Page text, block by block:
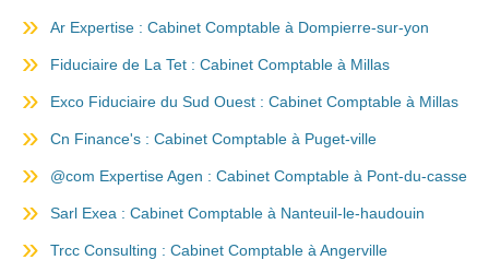
Ar Expertise : Cabinet Comptable à Dompierre-sur-yon
Fiduciaire de La Tet : Cabinet Comptable à Millas
Exco Fiduciaire du Sud Ouest : Cabinet Comptable à Millas
Cn Finance's : Cabinet Comptable à Puget-ville
@com Expertise Agen : Cabinet Comptable à Pont-du-casse
Sarl Exea : Cabinet Comptable à Nanteuil-le-haudouin
Trcc Consulting : Cabinet Comptable à Angerville